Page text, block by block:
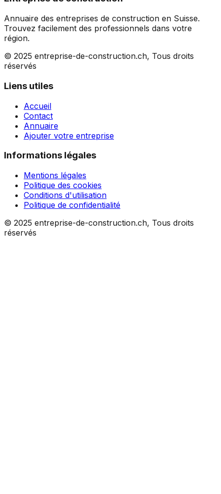
Annuaire des entreprises de construction en Suisse.
Trouvez facilement des professionnels dans votre
région.
© 2025 entreprise-de-construction.ch, Tous droits
réservés
Liens utiles
Accueil
Contact
Annuaire
Ajouter votre entreprise
Informations légales
Mentions légales
Politique des cookies
Conditions d'utilisation
Politique de confidentialité
© 2025 entreprise-de-construction.ch, Tous droits
réservés